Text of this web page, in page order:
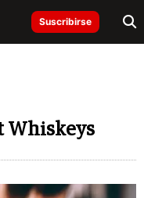
Suscribirse
Whiskeys